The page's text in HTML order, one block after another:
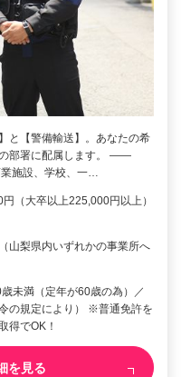
と【警備輸送】。あなたの希
部署に配属します。 ――
施設、学校、一…
（大卒以上225,000円以上）
山梨県内いずれかの事業所へ
未満（定年が60歳の為）／
の規定により） ※普通免許を
得でOK！
を見る